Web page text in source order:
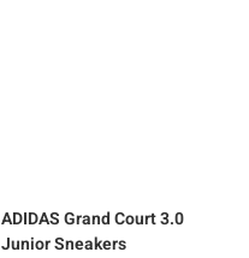
ADIDASGrand Court 3.0
Junior Sneakers